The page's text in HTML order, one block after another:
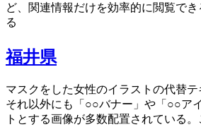
ど、関連情報だけを効率的に閲覧で
る
福井県
マスクをした女性のイラストの代替テ
それ以外にも「○○バナー」や「○○ア
トとする画像が多数配置されている